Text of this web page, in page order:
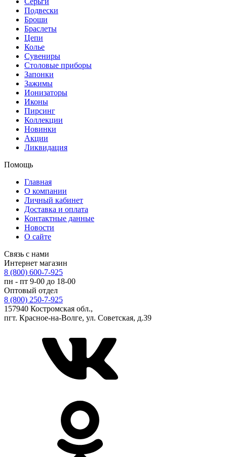
Подвески
Броши
Браслеты
Цепи
Колье
Сувениры
Столовые приборы
Запонки
Зажимы
Ионизаторы
Иконы
Пирсинг
Коллекции
Новинки
Акции
Ликвидация
Помощь
Главная
О компании
Личный кабинет
Доставка и оплата
Контактные данные
Новости
О сайте
Связь с нами
Интернет магазин
8 (800) 600-7-925
пн - пт 9-00 до 18-00
Оптовый отдел
8 (800) 250-7-925
157940 Костромская обл.,
пгт. Красное-на-Волге, ул. Советская, д.39